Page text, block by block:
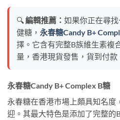
🔍 編輯推薦： 如果你正在尋
健糖， 永春糖Candy B+
擇。它含有完整B族維生素複
量，香港現貨發售，貨到付款
永春糖Candy B+ Complex B糖
永春糖在香港市場上頗具知名度
迎。其最大特色是添加了完整的